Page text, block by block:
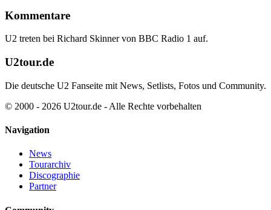
Kommentare
U2 treten bei Richard Skinner von BBC Radio 1 auf.
U2tour.de
Die deutsche U2 Fanseite mit News, Setlists, Fotos und Community.
© 2000 - 2026 U2tour.de - Alle Rechte vorbehalten
Navigation
News
Tourarchiv
Discographie
Partner